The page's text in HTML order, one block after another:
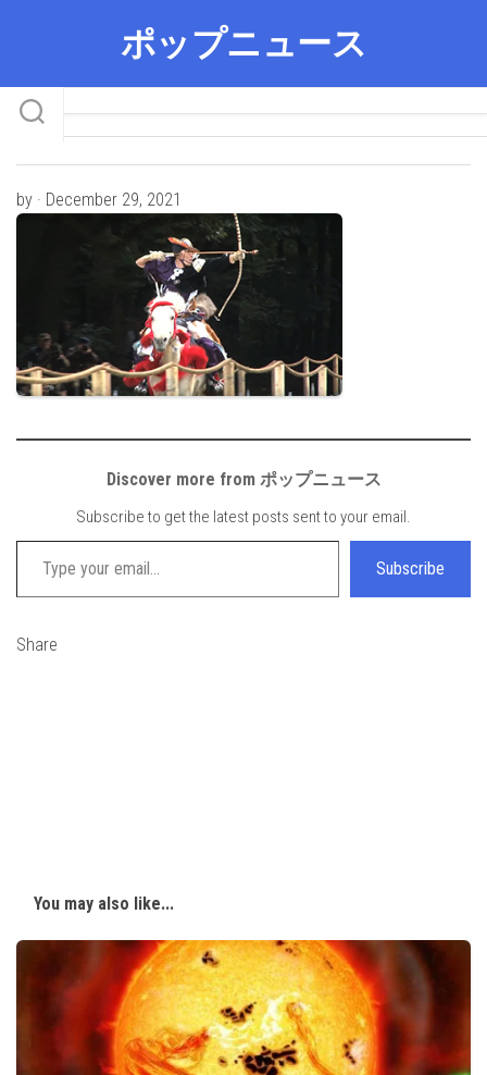
ポップニュース
by · December 29, 2021
Discover more from ポップニュース
Subscribe to get the latest posts sent to your email.
Type your email…
Subscribe
Share
You may also like...